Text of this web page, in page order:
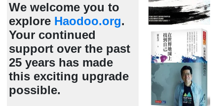
We welcome you to
explore Haodoo.org.
Your continued
support over the past
25 years has made
this exciting upgrade
possible.